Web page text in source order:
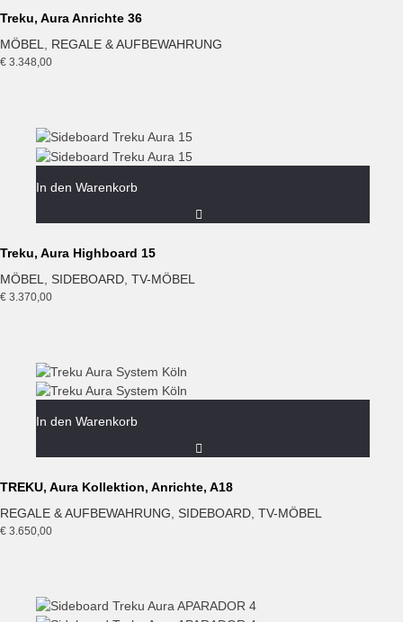
Treku, Aura Anrichte 36
MÖBEL
REGALE & AUFBEWAHRUNG
€ 3.348,00
In den Warenkorb
Treku, Aura Highboard 15
MÖBEL
SIDEBOARD TV-MÖBEL
€ 3.370,00
In den Warenkorb
TREKU, Aura Kollektion, Anrichte, A18
REGALE & AUFBEWAHRUNG
SIDEBOARD TV-MÖBEL
€ 3.650,00